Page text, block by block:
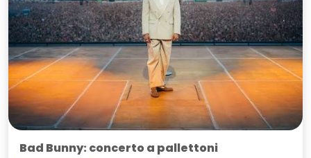
Bad Bunny: concerto a pallettoni